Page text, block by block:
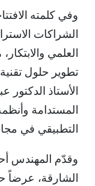
وفي كلمته
الشراكات
العلمي
تطوير حلول
الأستاذ
المستدامة
التطبيقي في
وقدّم المهندس
الشارقة، عرضاً